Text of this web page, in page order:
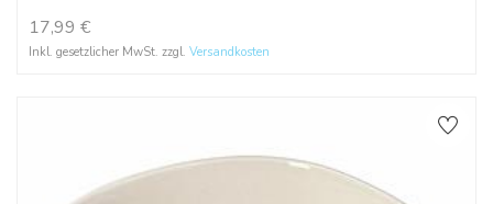
17,99 €
Inkl. gesetzlicher MwSt. zzgl. Versandkosten